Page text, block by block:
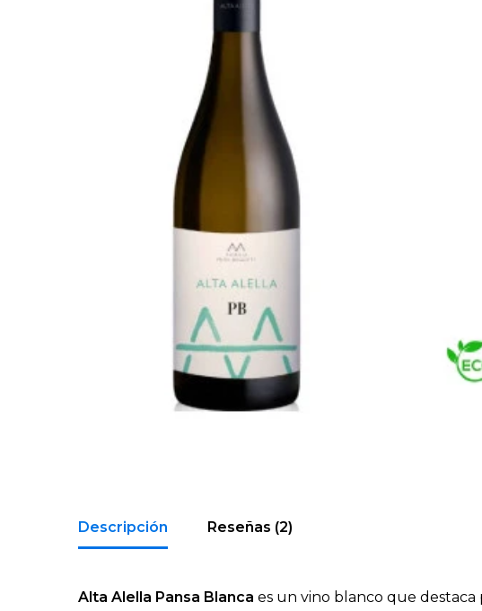
Descripción Reseñas (2)
Alta Alella Pansa Blanca es un vino blanco que